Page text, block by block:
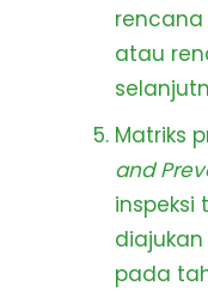
atau
Matriks
and
inspeksi
pada